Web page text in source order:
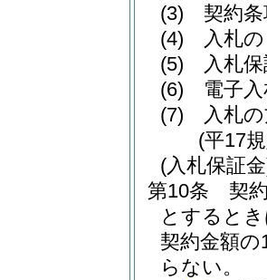
(3)
契約
(4)
入札
(5)
入札
(6)
電子
(7)
入札
(平17
(入札保証
第10条
契
とすると
契約金額
らない。